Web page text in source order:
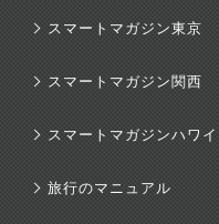
スマートマガジン東京
スマートマガジン関西
スマートマガジンハワイ
旅行のマニュアル